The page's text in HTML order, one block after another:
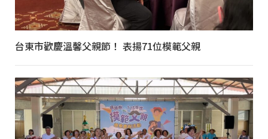
台東市歡慶溫馨父親節！ 表揚71位模範父親